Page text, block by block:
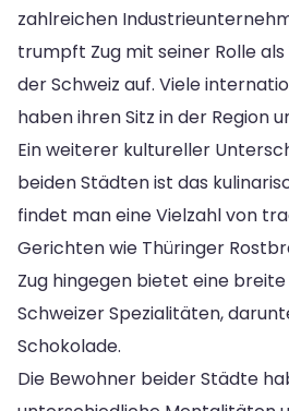
zahlreichen
trumpft Zug mit seiner Rolle
der Schweiz auf. Viele
haben ihren Sitz in der Region
Ein weiterer kultureller
beiden Städten ist das
findet man eine Vielzahl von
Gerichten wie Thüringer
Zug hingegen bietet eine
Schweizer Spezialitäten,
Schokolade.
Die Bewohner beider Städte